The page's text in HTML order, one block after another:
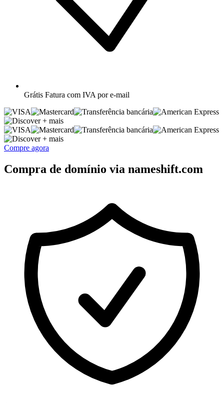
Grátis Fatura com IVA por e-mail
+ mais
+ mais
Compre agora
Compra de domínio via nameshift.com